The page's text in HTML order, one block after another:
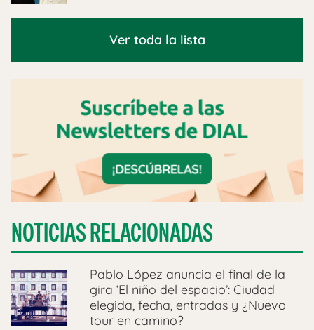
Ver toda la lista
NOTICIAS RELACIONADAS
Pablo López anuncia el final de la
gira ‘El niño del espacio’: Ciudad
elegida, fecha, entradas y ¿Nuevo
tour en camino?